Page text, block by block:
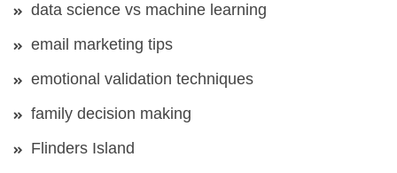
data science vs machine learning
email marketing tips
emotional validation techniques
family decision making
Flinders Island